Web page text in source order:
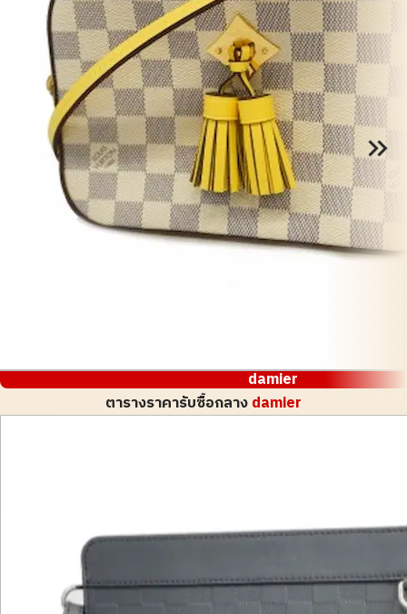
damier
ตารางราคารับซื้อกลางdamier